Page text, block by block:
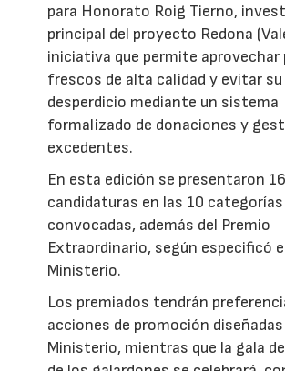
para Honorato Roig Tierno,
principal del proyecto Redona
iniciativa que permite
frescos de alta calidad y evitar su
desperdicio mediante un sistema
formalizado de donaciones y
excedentes.
En esta edición se presentaron
candidaturas en las 10 categorías
convocadas, además del Premio
Extraordinario, según especificó
Ministerio.
Los premiados tendrán
acciones de promoción
Ministerio, mientras que la gala